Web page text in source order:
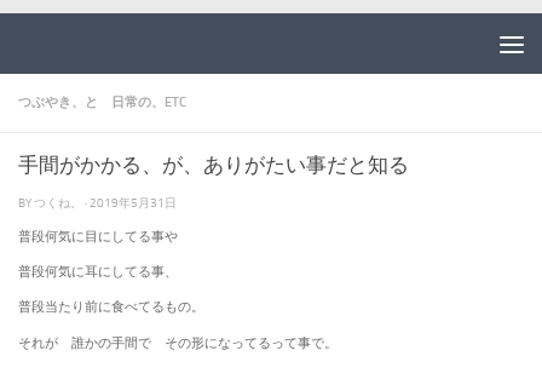
つぶやき、と 日常の、ETC
手間がかかる、が、ありがたい事だと知る
BYつくね。 · 2019年5月31日
普段何気に目にしてる事や
普段何気に耳にしてる事、
普段当たり前に食べてるもの。
それが 誰かの手間で その形になってるって事で。